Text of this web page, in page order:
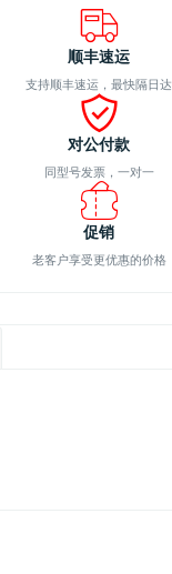
顺丰速运
支持顺丰速运，最快隔日达
对公付款
同型号发票，一对一
促销
老客户享受更优惠的价格